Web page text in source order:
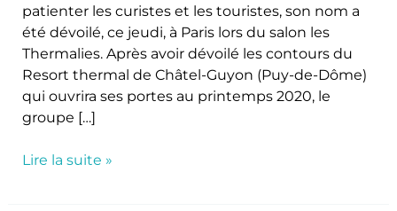
patienter les curistes et les touristes, son nom a
été dévoilé, ce jeudi, à Paris lors du salon les
Thermalies. Après avoir dévoilé les contours du
Resort thermal de Châtel-Guyon (Puy-de-Dôme)
qui ouvrira ses portes au printemps 2020, le
groupe […]
Lire la suite »